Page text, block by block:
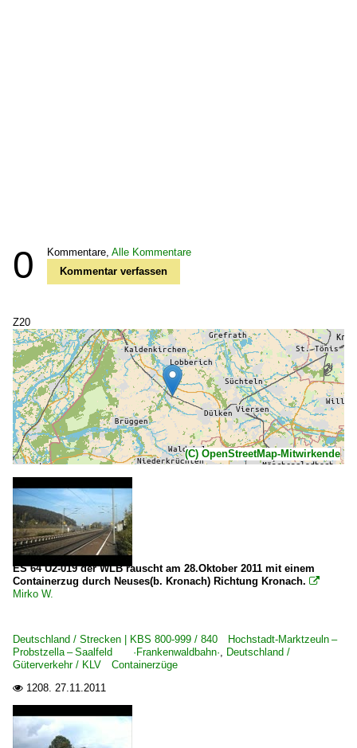
0 Kommentare, Alle Kommentare
Kommentar verfassen
Z20
(C) OpenStreetMap-Mitwirkende
ES 64 U2-019 der WLB rauscht am 28.Oktober 2011 mit einem
Containerzug durch Neuses(b. Kronach) Richtung Kronach. 
Mirko W.
Deutschland / Strecken | KBS 800-999 / 840 Hochstadt-Marktzeuln –
Probstzella – Saalfeld ·Frankenwaldbahn·, Deutschland /
Güterverkehr / KLV Containerzüge
 1208. 27.11.2011